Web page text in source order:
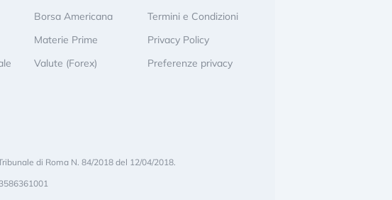
Borsa Americana
Materie Prime
Valute (Forex)
Termini e Condizioni
Privacy Policy
Preferenze privacy
di Roma N. 84/2018 del 12/04/2018.